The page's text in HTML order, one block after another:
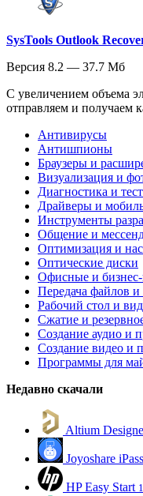
SysTools Outlook
Версия 8.2 — 37.7 Мб
С увеличением объема
отправляем и получаем
Антивирусы
Антишпионы
Браузеры и
Визуализация и
Диагностика и
Драйверы и
Инструменты
Общение и
Оптимизация и
Оптические диски
Офисные и
Передача файлов и
Рабочий стол и
Сжатие и
Создание аудио и
Создание видео и
Программы для
Недавно скачали
Altium
Joyoshare
HP Easy Start